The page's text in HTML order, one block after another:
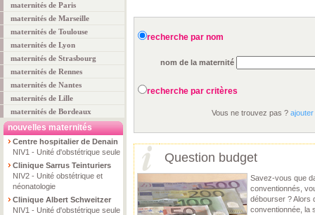
maternités de Paris
maternités de Marseille
maternités de Toulouse
maternités de Lyon
maternités de Strasbourg
maternités de Rennes
maternités de Nantes
maternités de Lille
maternités de Bordeaux
nouvelles maternités
Centre hospitalier de Denain
NIV1 - Unité d'obstétrique seule
Clinique Sarrus Teinturiers
NIV2 - Unité obstétrique et
néonatologie
Clinique Albert Schweitzer
NIV1 - Unité d'obstétrique seule
recherche par nom
nom de la maternité
recherche par critères
Vous ne trouvez pas ?
Question budget
Savez-vous que
conventionnés,
débourser ? Alors
conventionnée, la